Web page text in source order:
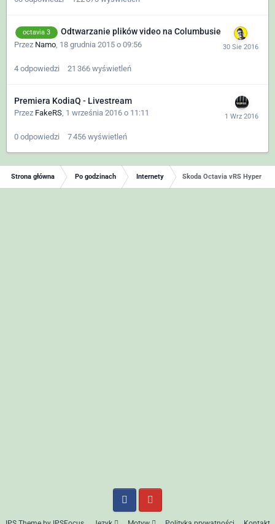
octavia 3 Odtwarzanie plików video na Columbusie
Przez Namo 18 grudnia 2015 o 09:56
4 odpowiedzi 21 366 wyświetleń
Premiera KodiaQ - Livestream
Przez FakeRS 1 września 2016 o 11:11
0 odpowiedzi 7 456 wyświetleń
Strona główna Po godzinach Internety Skoda Octavia vRS Hyper